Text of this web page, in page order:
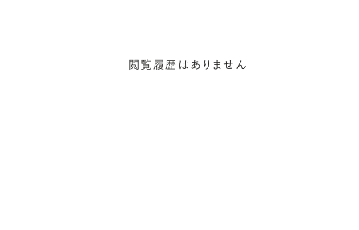
閲覧履歴はありません